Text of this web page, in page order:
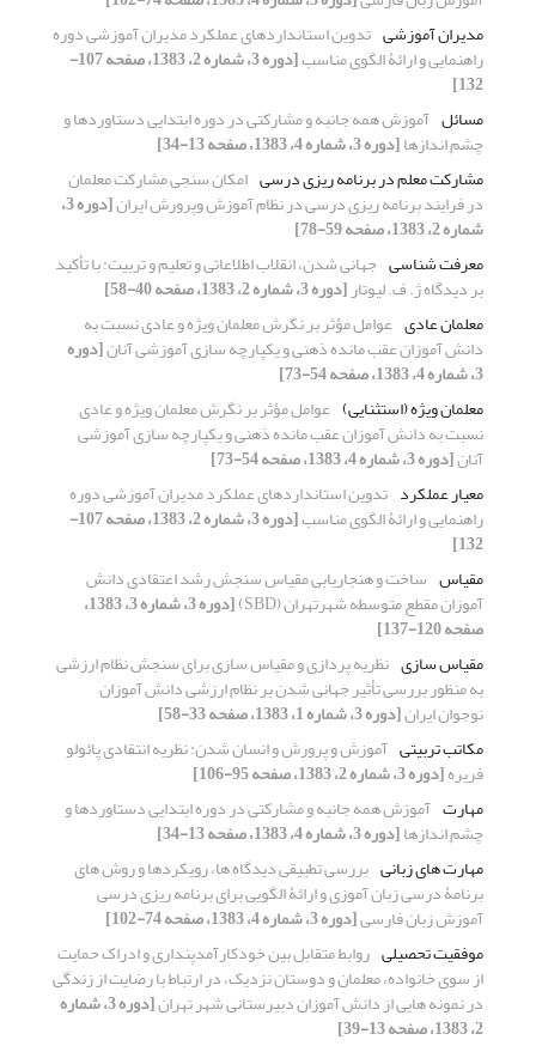
مدیران آموزشی تدوین استانداردهای عملکرد مدیران آموزشی دوره
راهنمایی و ارائۀ الگوی مناسب [دوره 3، شماره 2، 1383، صفحه 107-
132]
مسائل آموزش همه جانبه و مشارکتی در دوره ابتدایی دستاوردها و
چشم اندازها[دوره 3، شماره 4، 1383، صفحه 13-34]
مشارکت معلم در برنامه ریزی درسی امکان سنجی مشارکت معلمان
در فرایند برنامه ریزی درسی در نظام آموزش وپرورش ایران [دوره 3،
شماره 2، 1383، صفحه 59-78]
معرفت شناسی جهانی شدن، انقلاب اطلاعاتی و تعلیم و تربیت: با تأکید
بر دیدگاه ژ. ف. لیوتار[دوره 3، شماره 2، 1383، صفحه 40-58]
معلمان عادی عوامل مؤثر بر نگرش معلمان ویژه و عادی نسبت به
دانش آموزان عقب مانده ذهنی و یکپارچه سازی آموزشی آنان[دوره
3، شماره 4، 1383، صفحه 54-73]
معلمان ویژه (استثنایی) عوامل مؤثر بر نگرش معلمان ویژه و عادی
نسبت به دانش آموزان عقب مانده ذهنی و یکپارچه سازی آموزشی
آنان[دوره 3، شماره 4، 1383، صفحه 54-73]
معیار عملکرد تدوین استانداردهای عملکرد مدیران آموزشی دوره
راهنمایی و ارائۀ الگوی مناسب [دوره 3، شماره 2، 1383، صفحه 107-
132]
مقیاس ساخت و هنجاریابی مقیاس سنجش رشد اعتقادی دانش
آموزان مقطع متوسطه شهرتهران (SBD) [دوره 3، شماره 3، 1383،
صفحه 120-137]
مقیاس سازی نظریه پردازی و مقیاس سازی برای سنجش نظام ارزشی
به منظور بررسی تأثیر جهانی شدن بر نظام ارزشی دانش آموزان
نوجوان ایران[دوره 3، شماره 1، 1383، صفحه 33-58]
مکاتب تربیتی آموزش و پرورش و انسان شدن: نظریه انتقادی پائولو
فریره[دوره 3، شماره 2، 1383، صفحه 95-106]
مهارت آموزش همه جانبه و مشارکتی در دوره ابتدایی دستاوردها و
چشم اندازها[دوره 3، شماره 4، 1383، صفحه 13-34]
مهارت های زبانی بررسی تطبیقی دیدگاه ها، رویکردها و روش های
برنامۀ درسی زبان آموزی و ارائۀ الگویی برای برنامه ریزی درسی
آموزش زبان فارسی[دوره 3، شماره 4، 1383، صفحه 74-102]
موفقیت تحصیلی روابط متقابل بین خودکارآمدپنداری و ادراک حمایت
از سوی خانواده، معلمان و دوستان نزدیک، در ارتباط با رضایت از زندگی
در نمونه هایی از دانش آموزان دبیرستانی شهر تهران [دوره 3، شماره
2، 1383، صفحه 13-39]